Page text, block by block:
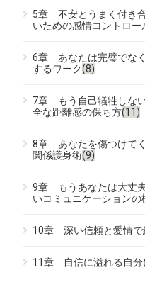
5章 不安とうまく付き
いための感情コントロー
6章 あなたは完璧でな
するワーク(8)
7章 もう自己犠牲しな
全な距離感の保ち方(11)
8章 あなたを傷つけて
関係護身術(9)
9章 もうあなたは大丈
いコミュニケーションの
10章 深い信頼と愛情で
11章 自信に溢れる自分